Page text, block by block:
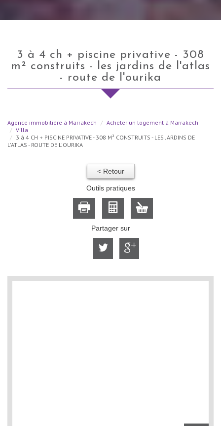
3 à 4 ch + piscine privative - 308
m² construits - les jardins de l'atlas
- route de l'ourika
Agence immobilière à Marrakech
Acheter un logement à Marrakech
Villa
3 à 4 CH + PISCINE PRIVATIVE - 308 M² CONSTRUITS - LES JARDINS DE
L'ATLAS - ROUTE DE L'OURIKA
< Retour
Outils pratiques
Partager sur